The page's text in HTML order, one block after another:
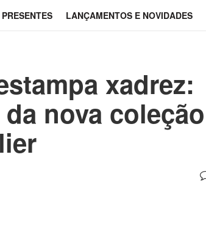
LANÇAMENTOS E NOVIDADES
xadrez:
nova coleção